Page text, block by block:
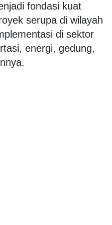
fondasi kuat
serupa di wilayah
di sektor
energi, gedung,